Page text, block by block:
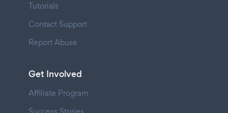
Tutorials
Contact Support
Report Abuse
Get Involved
Affiliate Program